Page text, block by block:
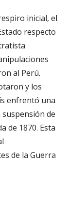
inicial, el
respecto
al Perú.
y los
enfrentó una
de
de 1870. Esta
de la Guerra